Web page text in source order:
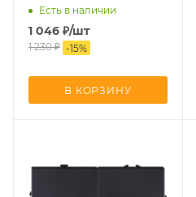
черный матовый
Kollinger Eclipse EC-
003BK
Есть в наличии
1 046 ₽/шт
1 230₽ -15%
В КОРЗИНУ